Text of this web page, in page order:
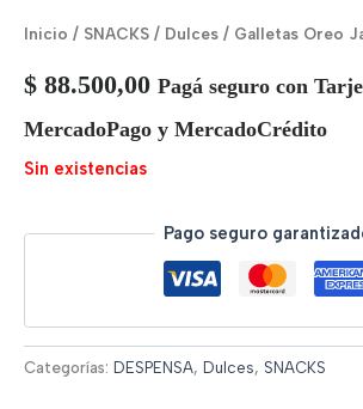
Inicio / SNACKS / Dulces / Galletas Oreo
$ 88.500,00 Pagá seguro con
MercadoPago y MercadoCrédito
Sin existencias
Pago seguro
Categorías: DESPENSA, Dulces, SNACKS